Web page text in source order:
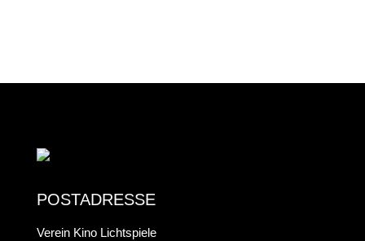
POSTADRESSE
Verein Kino Lichtspiele